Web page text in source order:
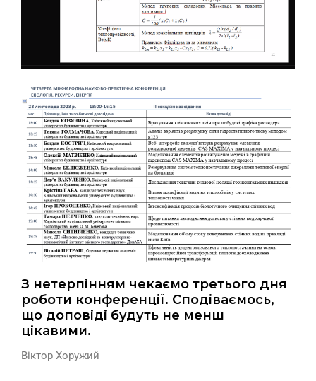
З нетерпінням чекаємо третього дня
роботи конференції. Сподіваємось,
що доповіді будуть не менш
цікавими.
Віктор Хоружий